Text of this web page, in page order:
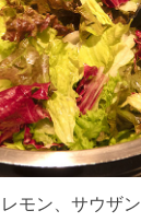
モン、サウザ